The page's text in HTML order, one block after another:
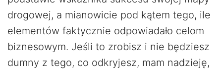
drogowej, a mianowicie pod kątem tego, ile
elementów faktycznie odpowiadało celom
biznesowym. Jeśli to zrobisz i nie będziesz
dumny z tego, co odkryjesz, mam nadzieję,